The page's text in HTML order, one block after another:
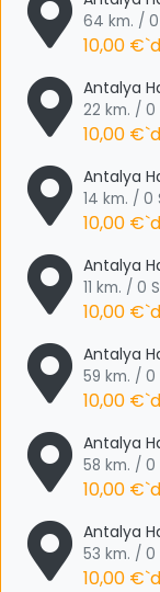
64 km. /
10,00 €
Antalya
22 km. / 0
10,00 €
Antalya
14 km. / 0
10,00 €
Antalya
11 km. / 0
10,00 €
Antalya
59 km. / 0
10,00 €
Antalya
58 km. /
10,00 €
Antalya
53 km. /
10,00 €